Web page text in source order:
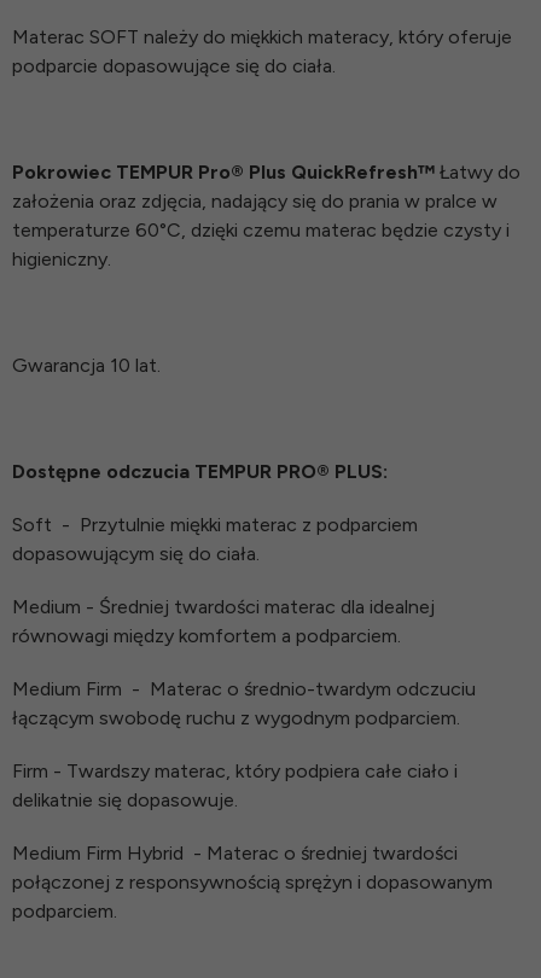
Materac SOFT należy do miękkich materacy, który oferuje
podparcie dopasowujące się do ciała.
Pokrowiec TEMPUR Pro® Plus QuickRefresh™ Łatwy do
założenia oraz zdjęcia, nadający się do prania w pralce w
temperaturze 60°C, dzięki czemu materac będzie czysty i
higieniczny.
Gwarancja 10 lat.
Dostępne odczucia TEMPUR PRO®️ PLUS:
Soft - Przytulnie miękki materac z podparciem
dopasowującym się do ciała.
Medium - Średniej twardości materac dla idealnej
równowagi między komfortem a podparciem.
Medium Firm - Materac o średnio-twardym odczuciu
łączącym swobodę ruchu z wygodnym podparciem.
Firm - Twardszy materac, który podpiera całe ciało i
delikatnie się dopasowuje.
Medium Firm Hybrid - Materac o średniej twardości
połączonej z responsywnością sprężyn i dopasowanym
podparciem.